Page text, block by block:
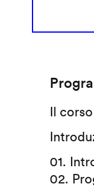
Il
01.
02.